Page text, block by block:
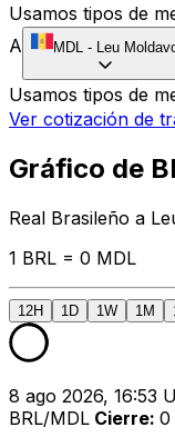
Usamos tipos de
A
MDL - Leu
Usamos tipos de
Ver cotización de
Gráfico de
Real Brasileño a
1 BRL = 0 MDL
12H 1D 1W 1M
8 ago 2026, 16:53
BRL/MDL Cierre: 0